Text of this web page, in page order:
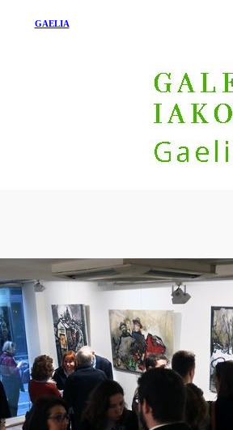
GAELIA